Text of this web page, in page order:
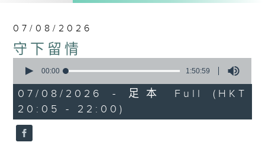
07/08/2026
守下留情
seconds
1
hour,
50
minutes,
59
seconds
00:00 1:50:59
07/08/2026 - 足本 Full (HKT
20:05 - 22:00)